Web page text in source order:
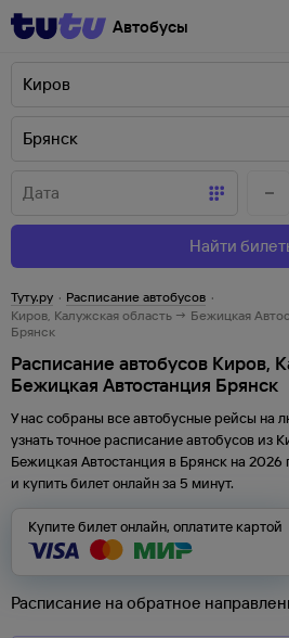
Автобусы
Найти
Туту.ру · Расписание автобусов ·
Киров, Калужская область → Бежицкая
Брянск
Расписание автобусов Киров,
Бежицкая Автостанция Брянск
У нас собраны все автобусные рейсы на
узнать точное расписание автобусов из
Бежицкая Автостанция в Брянск на 2026
и купить билет онлайн за 5 минут.
Купите билет онлайн, оплатите картой
Расписание на обратное